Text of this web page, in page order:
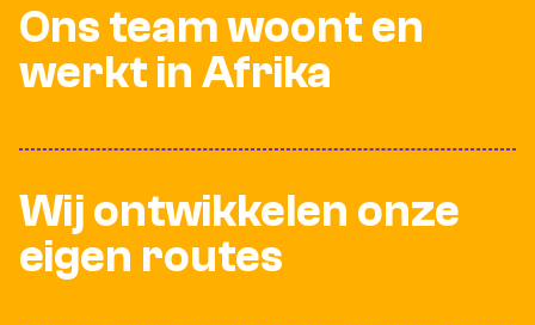
Ons team woont en
werkt in Afrika
Wij ontwikkelen onze
eigen routes